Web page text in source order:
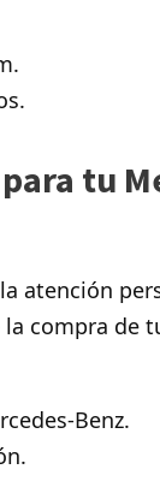
tu
atención
compra de
Benz.